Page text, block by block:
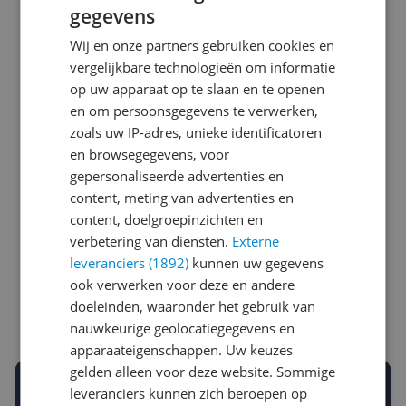
Laagste prijs ooit
€ 31,99
Hoogste prijs ooit
€ 39,87
Goedkoopste nu
€ 39,87
Laatste prijsupdate
07-08-2026
Stel een alert in en mis geen prijsdaling
gegevens
Wij en onze partners gebruiken cookies en
vergelijkbare technologieën om informatie
op uw apparaat op te slaan en te openen
en om persoonsgegevens te verwerken,
zoals uw IP-adres, unieke identificatoren
en browsegegevens, voor
gepersonaliseerde advertenties en
content, meting van advertenties en
content, doelgroepinzichten en
verbetering van diensten. Externe
leveranciers (1892) kunnen uw gegevens
ook verwerken voor deze en andere
doeleinden, waaronder het gebruik van
nauwkeurige geolocatiegegevens en
apparaateigenschappen. Uw keuzes
gelden alleen voor deze website. Sommige
leveranciers kunnen zich beroepen op